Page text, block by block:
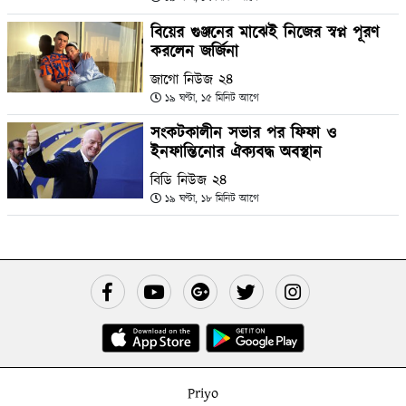
বিয়ের গুঞ্জনের মাঝেই নিজের স্বপ্ন পূরণ
করলেন জর্জিনা
জাগো নিউজ ২৪
১৯ ঘণ্টা, ১৫ মিনিট আগে
সংকটকালীন সভার পর ফিফা ও
ইনফান্তিনোর ঐক্যবদ্ধ অবস্থান
বিডি নিউজ ২৪
১৯ ঘণ্টা, ১৮ মিনিট আগে
Priyo